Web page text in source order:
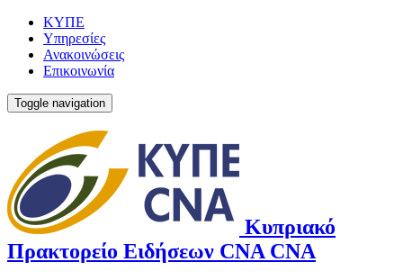
ΚΥΠΕ
Υπηρεσίες
Ανακοινώσεις
Επικοινωνία
Toggle navigation
Κυπριακό
Πρακτορείο Ειδήσεων CNA CNA